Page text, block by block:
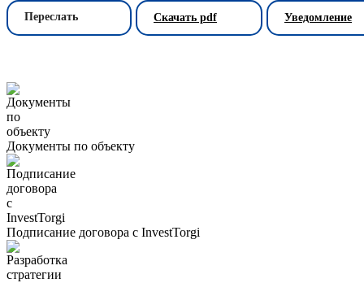
Переслать Скачать pdf Уведомление
Документы по объекту
Подписание договора с InvestTorgi